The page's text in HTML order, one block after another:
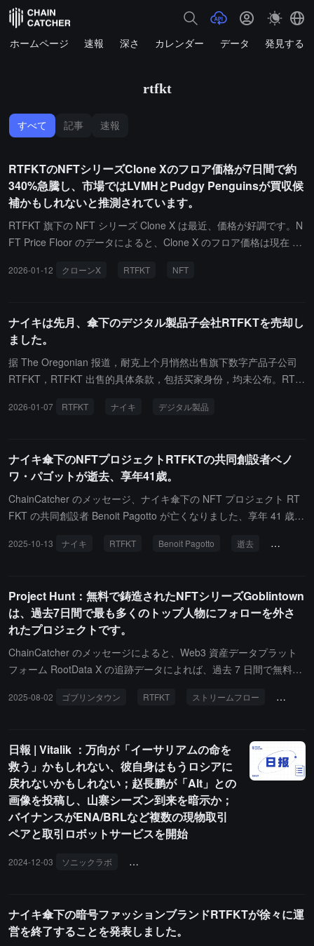
ホームページ 速報 深さ カレンダー データ 発見する
rtfkt
すべて 記事 速報
RTFKTのNFTシリーズClone Xのフロア価格が7日間で約
340%急騰し、市場ではLVMHとPudgy Penguinsが買収候
補かもしれないと推測されています。
RTFKT 旗下の NFT シリーズ Clone X は最近、価格が好調です。N
FT Price Floor のデータによると、Clone X のフロア価格は現在 0.
9.8% の上昇を見せています。このシリーズは先週末に一時 0.44 E
います。Nike は 2025 年 12 月に静かに RTFKT の売却を完了し、
現在の買い手の身元や具体的な条件は秘密のままです。市場では一
般的に、RTFKT が Nike から離れた後、Pudgy Penguins や Moonb
irds などの NFT が買収された後の道筋を模倣し、ブランドの再構
probable の共同創設者 Herman Narula、BAYC の親会社 Yuga Lab
性が高い買収候補として LVMH と Pudgy Penguins が挙げられてい
ます。その中で、LVMH グループとその家族のメンバーは NFT の
ベテランプレイヤーであり、ブランドと Clone X のクリエイター村
上隆との間には深い歴史的な協力関係があります。Pudgy Penguin
よると、RTFKT の創設者 Zaptio は昨年 Pudgy Penguins の共同創
O Luca Netz は 4 年前に Clone X NFT を保有しており、成功した
NFT の復活経験があります。なお、上記の買収情報はすべて市場の
推測であり、公式に確認されていないため、投資意見を構成するも
のではありません。
2026-01-12 クローンX RTFKT NFT
ナイキは先月、傘下のデジタル製品子会社RTFKTを売却し
ました。
据 The Oregonian 报道，耐克上个月悄然出售旗下数字产品子公司
RTFKT，RTFKT 出售的具体条款，包括买家身份，均未公布。RTF
家数字产品公司，于 2021 年被耐克收购。
2026-01-07 RTFKT ナイキ デジタル製品
ナイキ傘下のNFTプロジェクトRTFKTの共同創設者ベノ
ワ・パゴットが逝去、享年41歳。
ChainCatcher のメッセージ、ナイキ傘下の NFT プロジェクト RT
FKT の共同創設者 Benoit Pagotto が亡くなりました、享年 41 歳。
の死が「非常に突然」であったと投稿し、同社は RTFKT が 2021
X プラットフォームでこのニュースを確認しました。
2025-10-13 ナイキ RTFKT Benoit Pagotto 逝去 NFT
Project Hunt：無料で鋳造されたNFTシリーズGoblintown
は、過去7日間で最も多くのトップ人物にフォローを外さ
れたプロジェクトです。
ChainCatcher のメッセージによると、Web3 資産データプラット
フォーム RootData X の追跡データによれば、過去 7 日間で無料で
ーを外されたプロジェクトであり、新たにこのプロジェクトのフォ
フォローを外したプロジェクトには RTFKT、Streamflow、および
Taker Protocol も含まれています。
2025-08-02 ゴブリンタウン RTFKT ストリームフロー テイカ
日報 | Vitalik ：万向が「イーサリアムの命を
救う」かもしれない、彼自身はもうロシアに
戻れないかもしれない；赵長鹏が「Alt」との
画像を投稿し、山寨シーズン到来を暗示か；
バイナンスがENA/BRLなど複数の現物取引
ペアと取引ロボットサービスを開始
2024-12-03 ソニックラボ コアサイエンティフィック
ナイキ傘下の暗号ファッションブランドRTFKTが徐々に運
営を終了することを発表しました。